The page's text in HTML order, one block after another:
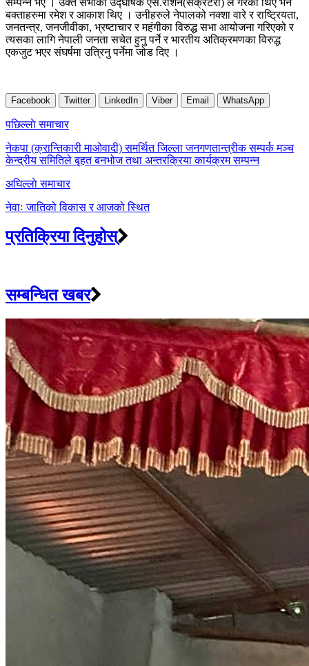
सम्पन्न भए । उक्त सभाको उद्घोषक एस.रोशन(सेक्रेटरी) ले गरेका थिए भने
बक्ताहरुमा रमेश र आकाश थिए । उनीहरुले नेपालको नक्शा वारे र राष्ट्रियता,
जनतन्त्र, जनजीवीका, भ्रष्टाचार र महंगीका विरुद्ध सभा आयोजना गरिएको र
त्यसका लागि नेपाली जनता सचेत हुनु पर्ने र भारतीय अतिक्रमणका विरुद्ध
एकजुट भएर संघर्षमा उत्रिनु पर्नेमा जोड दिए ।
Facebook Twitter LinkedIn Viber Email WhatsApp
Post
navigation
पछिल्लाे समाचार
नेकपा (क्रान्तिकारी माओवादी) समर्थित जिल्ला जनगणतान्त्रीक सम्पर्क मञ्च
केन्द्रीय समितिले बृहत बनभोज तथा अन्तरक्रिया कार्यक्रम सम्पन्न
अघिल्लाे समाचार
नेवाः जातिको विकास र आजको स्थित
प्रतिक्रिया दिनुहोस्
सम्बन्धित खबर